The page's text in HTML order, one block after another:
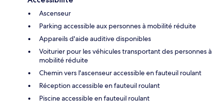
Ascenseur
Parking accessible aux personnes à mobilité réduite
Appareils d'aide auditive disponibles
Voiturier pour les véhicules transportant des personnes à
mobilité réduite
Chemin vers l'ascenseur accessible en fauteuil roulant
Réception accessible en fauteuil roulant
Piscine accessible en fauteuil roulant